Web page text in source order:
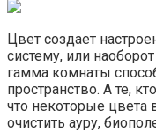
Цвет создает
систему, или
гамма комнаты
пространство. А те,
что некоторые цвета
очистить ауру,